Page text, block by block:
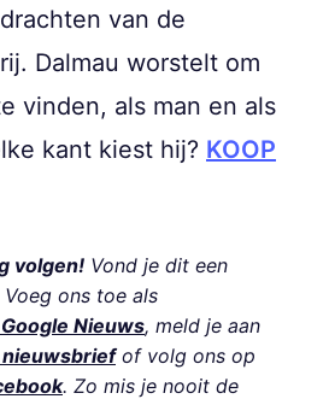
van de
Dalmau worstelt om
vinden, als man en als
kant kiest hij? KOOP
volgen! Vond je dit een
ons toe als
Nieuws, meld je aan
of volg ons op
. Zo mis je nooit de